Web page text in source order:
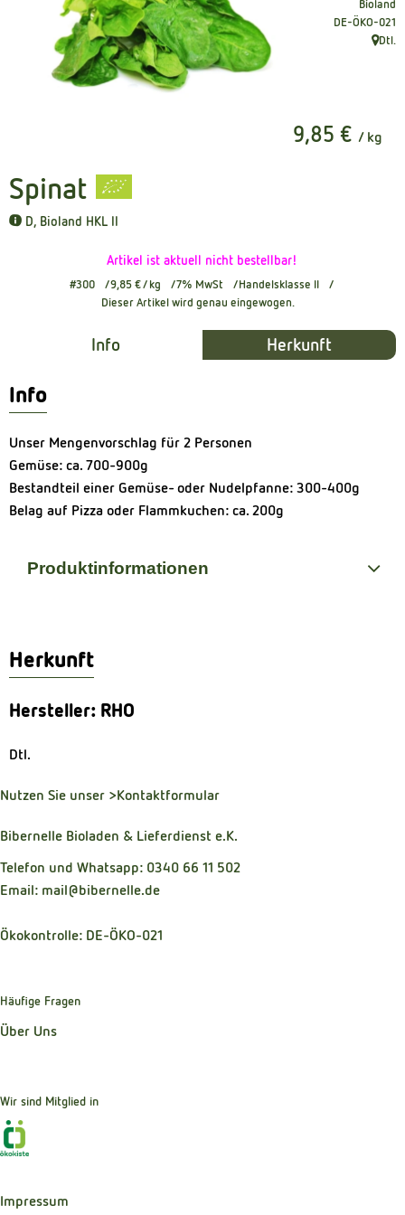
Kühltheke
Naturkost
Über uns
Häufige Fragen
Spinat
D, Bioland HKL II
9,85 € / kg
Bioland
,DE-ÖKO-021
,
Dtl.
Artikel ist aktuell nicht bestellbar!
#300 9,85 €/ kg 7% MwSt
Handelsklasse II
Dieser Artikel wird genau eingewogen.
Info Herkunft
Info
Unser Mengenvorschlag für 2 Personen
Gemüse: ca. 700-900g
Bestandteil einer Gemüse- oder Nudelpfanne: 300-400g
Belag auf Pizza oder Flammkuchen: ca. 200g
Produktinformationen
Herkunft
Hersteller: RHO
Dtl.
Nutzen Sie unser >Kontaktformular
Bibernelle Bioladen & Lieferdienst e.K.
Telefon und Whatsapp: 0340 66 11 502
Email: mail@bibernelle.de
Ökokontrolle: DE-ÖKO-021
Häufige Fragen
Über Uns
Wir sind Mitglied in
Impressum